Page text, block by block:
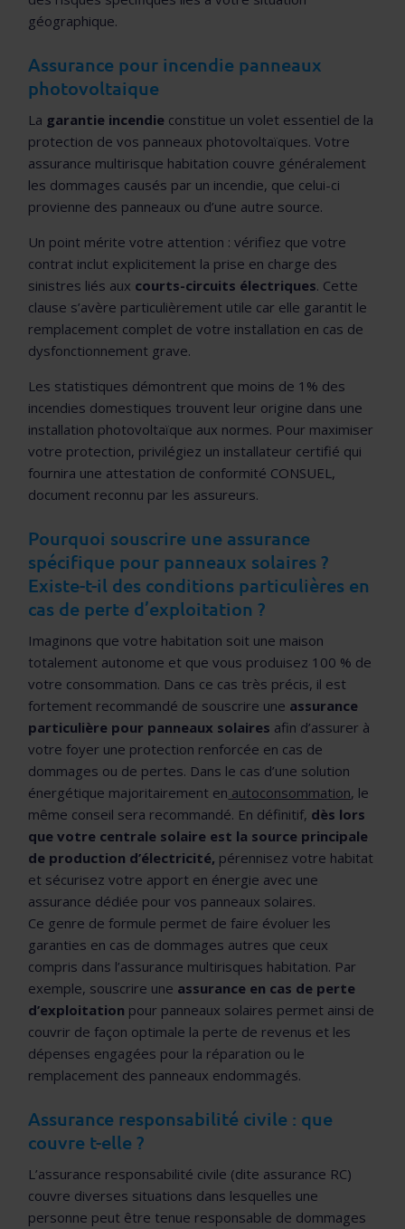
géographique.
Assurance pour incendie panneaux
photovoltaique
La garantie incendie constitue un volet essentiel de la
protection de vos panneaux photovoltaïques. Votre
assurance multirisque habitation couvre généralement
les dommages causés par un incendie, que celui-ci
provienne des panneaux ou d’une autre source.
Un point mérite votre attention : vérifiez que votre
contrat inclut explicitement la prise en charge des
sinistres liés aux courts-circuits électriques. Cette
clause s’avère particulièrement utile car elle garantit le
remplacement complet de votre installation en cas de
dysfonctionnement grave.
Les statistiques démontrent que moins de 1% des
incendies domestiques trouvent leur origine dans une
installation photovoltaïque aux normes. Pour maximiser
votre protection, privilégiez un installateur certifié qui
fournira une attestation de conformité CONSUEL,
document reconnu par les assureurs.
Pourquoi souscrire une assurance
spécifique pour panneaux solaires ?
Existe-t-il des conditions particulières en
cas de perte d’exploitation ?
Imaginons que votre habitation soit une maison
totalement autonome et que vous produisez 100 % de
votre consommation. Dans ce cas très précis, il est
fortement recommandé de souscrire une assurance
particulière pour panneaux solaires afin d’assurer à
votre foyer une protection renforcée en cas de
dommages ou de pertes. Dans le cas d’une solution
énergétique majoritairement en autoconsommation, le
même conseil sera recommandé. En définitif, dès lors
que votre centrale solaire est la source principale
de production d’électricité, pérennisez votre habitat
et sécurisez votre apport en énergie avec une
assurance dédiée pour vos panneaux solaires.
Ce genre de formule permet de faire évoluer les
garanties en cas de dommages autres que ceux
compris dans l’assurance multirisques habitation. Par
exemple, souscrire une assurance en cas de perte
d’exploitation pour panneaux solaires permet ainsi de
couvrir de façon optimale la perte de revenus et les
dépenses engagées pour la réparation ou le
remplacement des panneaux endommagés.
Assurance responsabilité civile : que
couvre t-elle ?
L’assurance responsabilité civile (dite assurance RC)
couvre diverses situations dans lesquelles une
personne peut être tenue responsable de dommages